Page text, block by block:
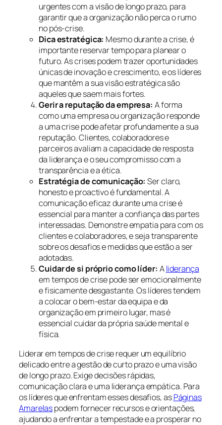
urgentes com a visão de longo prazo, para
garantir que a organização não perca o rumo
no pós-crise.
Dica estratégica: Mesmo durante a crise, é
importante reservar tempo para planear o
futuro. As crises podem trazer oportunidades
únicas de inovação e crescimento, e os líderes
que mantêm a sua visão estratégica são
aqueles que saem mais fortes.
Gerir a reputação da empresa: A forma
como uma empresa ou organização responde
a uma crise pode afetar profundamente a sua
reputação. Clientes, colaboradores e
parceiros avaliam a capacidade de resposta
da liderança e o seu compromisso com a
transparência e a ética.
Estratégia de comunicação:Ser claro,
honesto e proactivo é fundamental. A
comunicação eficaz durante uma crise é
essencial para manter a confiança das partes
interessadas. Demonstre empatia para com os
clientes e colaboradores, e seja transparente
sobre os desafios e medidas que estão a ser
adotadas.
Cuidar de si próprio como líder: Aliderança
em tempos de crise pode ser emocionalmente
e fisicamente desgastante. Os líderes tendem
a colocar o bem-estar da equipa e da
organização em primeiro lugar, mas é
essencial cuidar da própria saúde mental e
física.
Liderar em tempos de crise requer um equilíbrio
delicado entre a gestão de curto prazo e uma visão
de longo prazo. Exige decisões rápidas,
comunicação clara e uma liderança empática. Para
os líderes que enfrentam esses desafios, asPáginas
Amarelaspodem fornecer recursos e orientações,
ajudando a enfrentar a tempestade e a prosperar no